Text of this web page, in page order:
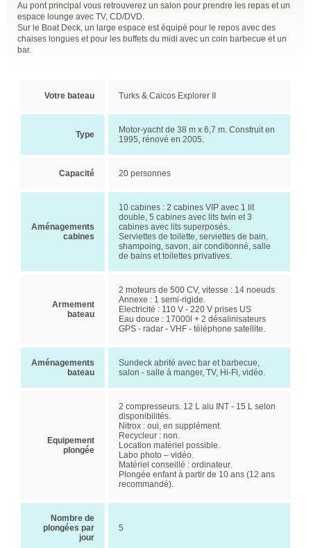
Au pont principal vous retrouverez un salon pour prendre les repas et un
espace lounge avec TV, CD/DVD.
Sur le Boat Deck, un large espace est équipé pour le repos avec des
chaises longues et pour les buffets du midi avec un coin barbecue et un
bar.
Votre bateau Turks & Caicos Explorer II
Type
Motor-yacht de 38 m x 6,7 m. Construit en
1995, rénové en 2005.
Capacité 20 personnes
Aménagements
cabines
10 cabines : 2 cabines VIP avec 1 lit
double, 5 cabines avec lits twin et 3
cabines avec lits superposés.
Serviettes de toilette, serviettes de bain,
shampoing, savon, air conditionné, salle
de bains et toilettes privatives.
Armement
bateau
2 moteurs de 500 CV, vitesse : 14 noeuds
Annexe : 1 semi-rigide.
Electricité : 110 V - 220 V prises US
Eau douce : 17000l + 2 désalinisateurs
GPS - radar - VHF - téléphone satellite.
Aménagements
bateau
Sundeck abrité avec bar et barbecue,
salon - salle à manger, TV, Hi-Fi, vidéo.
Equipement
plongée
2 compresseurs. 12 L alu INT - 15 L selon
disponibilités.
Nitrox : oui, en supplément.
Recycleur : non.
Location matériel possible.
Labo photo – vidéo.
Matériel conseillé : ordinateur.
Plongée enfant à partir de 10 ans (12 ans
recommandé).
Nombre de
plongées par
jour
5